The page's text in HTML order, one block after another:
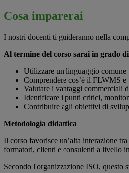
Cosa imparerai
I nostri docenti ti guideranno nella
Al termine del corso sarai in grado
Utilizzare un linguaggio comune
Comprendere cos’è il FLWMS e
Valutare i vantaggi commerciali
Identificare i punti critici,
Contribuire agli obiettivi di
Metodologia didattica
Il corso favorisce un’alta interazione
formatori, clienti e consulenti a livello
Secondo l'organizzazione ISO, questo